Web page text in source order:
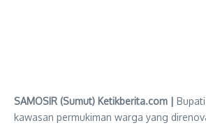
SAMOSIR (Sumut) Ketikberita.com |
kawasan permukiman warga yang